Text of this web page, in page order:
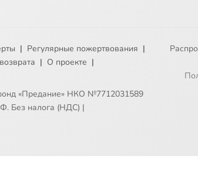
| Регулярные пожертвования |
| О проекте |
«Предание» НКО №7712031589
Без налога (НДС) |